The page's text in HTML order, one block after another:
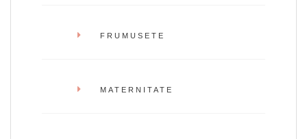
FRUMUSETE
MATERNITATE